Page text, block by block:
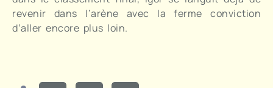
revenir dans l’arène avec la ferme conviction
d’aller encore plus loin.